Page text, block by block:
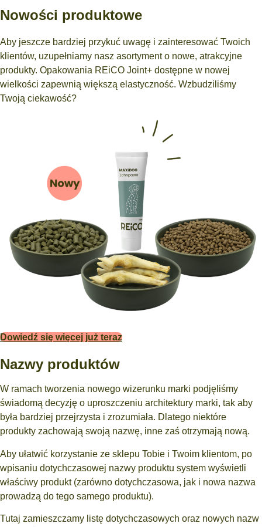
Nowości produktowe
Aby jeszcze bardziej przykuć uwagę i zainteresować Twoich
klientów, uzupełniamy nasz asortyment o nowe, atrakcyjne
produkty. Opakowania REiCO Joint+ dostępne w nowej
wielkości zapewnią większą elastyczność. Wzbudziliśmy
Twoją ciekawość?
Dowiedź się więcej już teraz
Nazwy produktów
W ramach tworzenia nowego wizerunku marki podjęliśmy
świadomą decyzję o uproszczeniu architektury marki, tak aby
była bardziej przejrzysta i zrozumiała. Dlatego niektóre
produkty zachowają swoją nazwę, inne zaś otrzymają nową.
Aby ułatwić korzystanie ze sklepu Tobie i Twoim klientom, po
wpisaniu dotychczasowej nazwy produktu system wyświetli
właściwy produkt (zarówno dotychczasowa, jak i nowa nazwa
prowadzą do tego samego produktu).
Tutaj zamieszczamy listę dotychczasowych oraz nowych nazw